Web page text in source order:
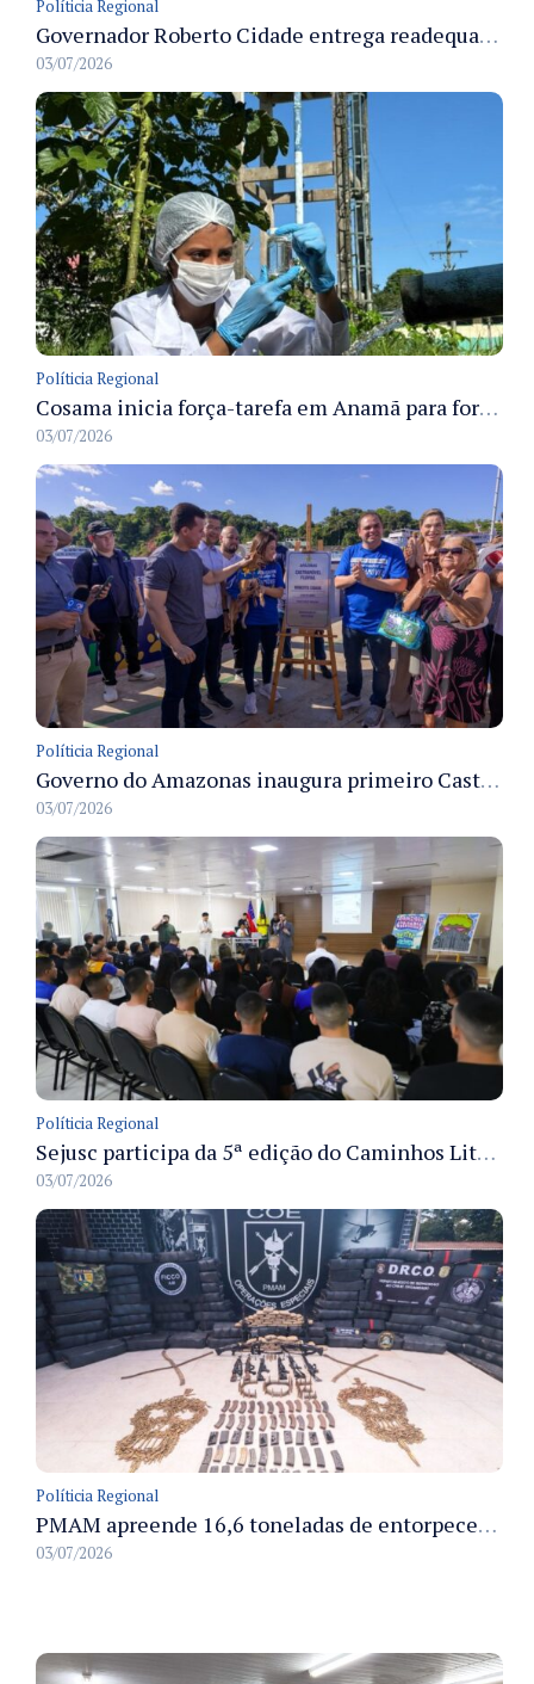
Políticia Regional
Governador Roberto Cidade entrega readequação do ambulatório da FCecon e amplia capacidade de atendimento oncológico em Manaus
03/07/2026
Políticia Regional
Cosama inicia força-tarefa em Anamã para fortalecer abastecimento de água e segurança hídrica da população
03/07/2026
Políticia Regional
Governo do Amazonas inaugura primeiro Castramóvel Fluvial para atendimento veterinário às comunidades ribeirinhas e castração gratuita
03/07/2026
Políticia Regional
Sejusc participa da 5ª edição do Caminhos Literários com foco na cultura hip-hop nas unidades socioeducativas
03/07/2026
Políticia Regional
PMAM apreende 16,6 toneladas de entorpecentes e registra aumento nas prisões em flagrante e nas capturas de foragidos no primeiro semestre de 2026
03/07/2026